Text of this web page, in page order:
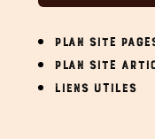
PLAN SITE
PLAN SITE
LIENS UTILES